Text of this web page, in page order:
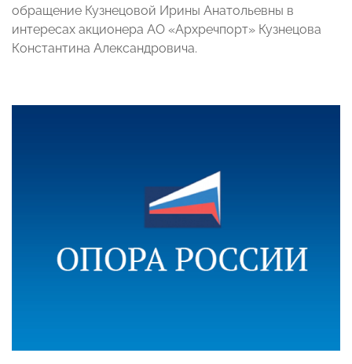
обращение Кузнецовой Ирины Анатольевны в
интересах акционера АО «Архречпорт» Кузнецова
Константина Александровича.